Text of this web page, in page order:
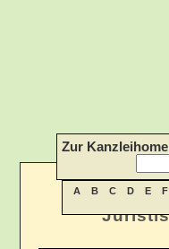
Zur
A B C D E F